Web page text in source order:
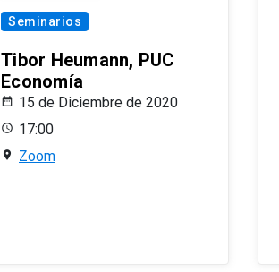
Seminarios
Tibor Heumann, PUC
Economía
15 de Diciembre de 2020
17:00
Zoom